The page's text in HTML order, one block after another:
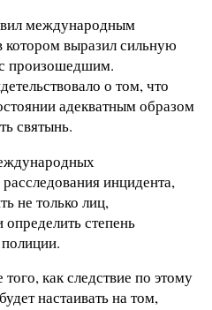
международным
котором выразил сильную
с произошедшим.
о том, что
адекватным образом
святынь.
инцидента,
не только лиц,
степень
как следствие по этому
настаивать на том,